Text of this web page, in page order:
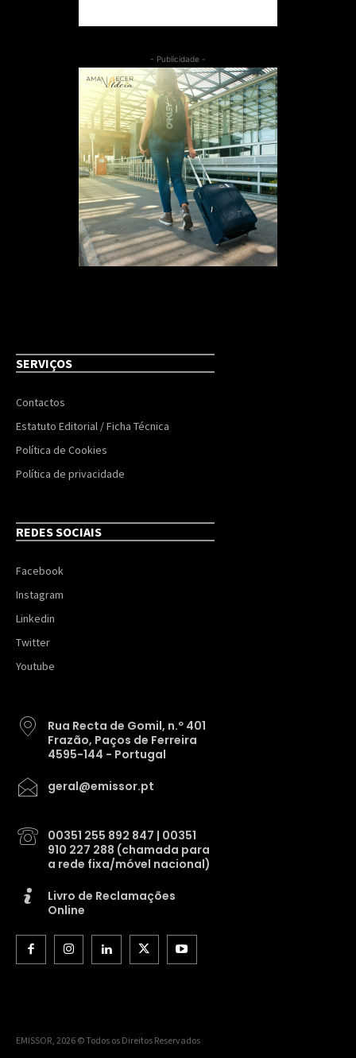
- Publicidade -
SERVIÇOS
Contactos
Estatuto Editorial / Ficha Técnica
Política de Cookies
Política de privacidade
REDES SOCIAIS
Facebook
Instagram
Linkedin
Twitter
Youtube
Rua Recta de Gomil, n.º 401
Frazão, Paços de Ferreira
4595-144 - Portugal
geral@emissor.pt
00351 255 892 847 | 00351
910 227 288 (chamada para
a rede fixa/móvel nacional)
Livro de Reclamações
Online
EMISSOR, 2026 © Todos os Direitos Reservados